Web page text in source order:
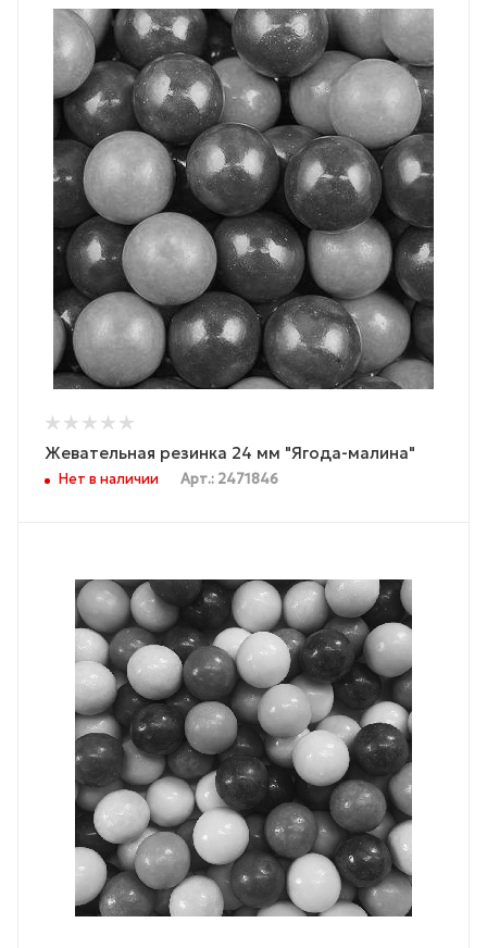
Жевательная резинка 24 мм "Ягода-малина"
Нет в наличии Арт.: 2471846